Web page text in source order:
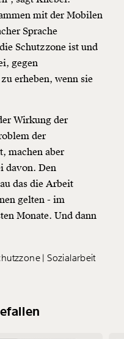
mit der Mobilen
Sprache
Schutzzone ist und
gegen
erheben, wenn sie
Wirkung der
der
machen aber
davon. Den
das die Arbeit
gelten - im
Monate. Und dann
Sozialarbeit